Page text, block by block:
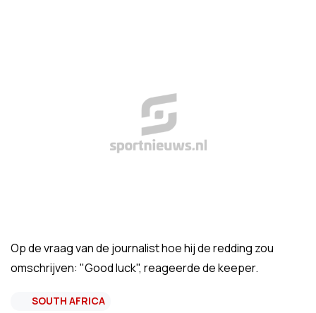
Op de vraag van de journalist hoe hij de redding zou
omschrijven: "Good luck", reageerde de keeper.
SOUTH AFRICA